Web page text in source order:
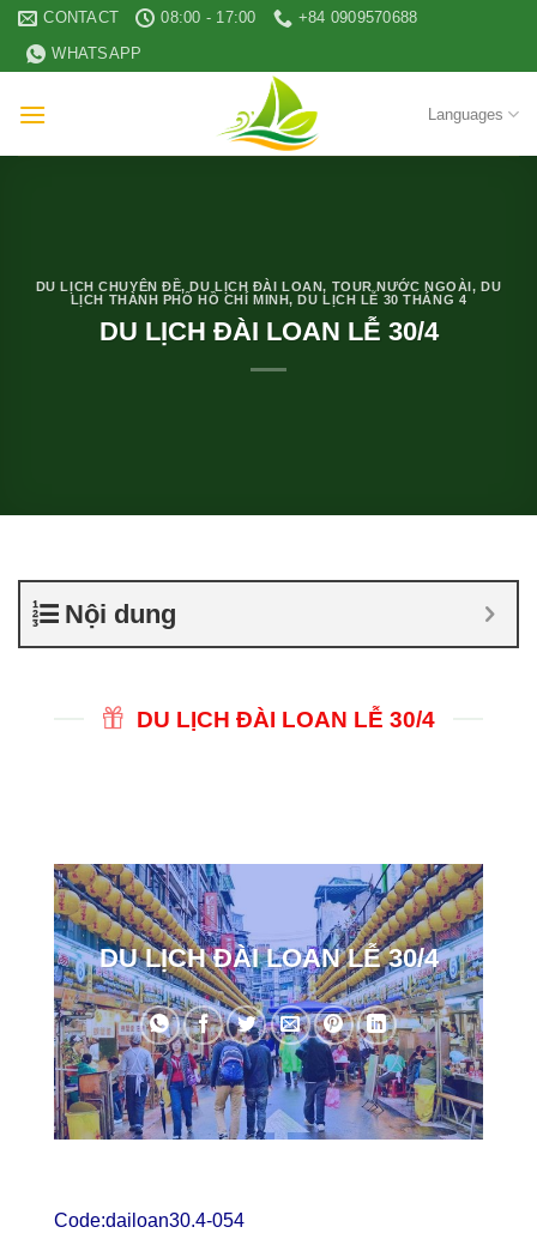
Skip
content
CONTACT 08:00 - 17:00
+84 0909570688
WHATSAPP
Languages
DU LỊCH CHUYÊN ĐỀ, DU LỊCH ĐÀI LOAN, TOUR NƯỚC NGOÀI , DU
LỊCH THÀNH PHỐ HỒ CHÍ MINH, DU LỊCH LỄ 30 THÁNG 4
DU LỊCH ĐÀI LOAN LỄ 30/4
Nội dung
DU LỊCH ĐÀI LOAN LỄ 30/4
DU LỊCH ĐÀI LOAN LỄ 30/4
Code:dailoan30.4-054